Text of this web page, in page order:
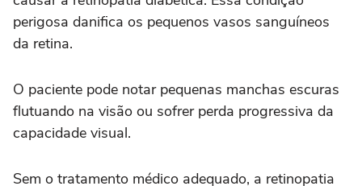
perigosa danifica os pequenos vasos sanguíneos
da retina.
O paciente pode notar pequenas manchas escuras
flutuando na visão ou sofrer perda progressiva da
capacidade visual.
Sem o tratamento médico adequado, a retinopatia